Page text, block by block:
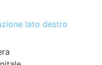
lato destro